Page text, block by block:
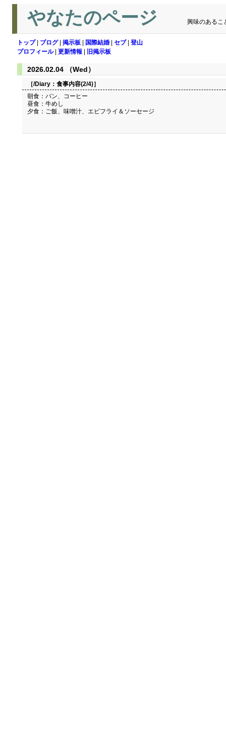
やなたのページ 興味のあるこ
トップ| ブログ| 掲示板 国際結婚 セブ| 登山
プロフィール| 更新情報 旧掲示板
2026.02.04 （Wed）
［/Diary： 食事内容(2/4)］
朝食：パン、コーヒー
昼食：牛めし
夕食：ご飯、味噌汁、エビフライ＆ソーセージ